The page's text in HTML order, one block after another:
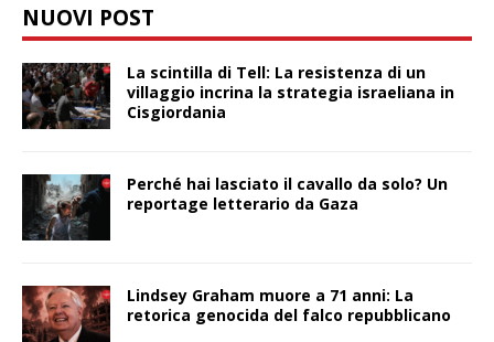
NUOVI POST
La scintilla di Tell: La resistenza di un
villaggio incrina la strategia israeliana in
Cisgiordania
Perché hai lasciato il cavallo da solo? Un
reportage letterario da Gaza
Lindsey Graham muore a 71 anni: La
retorica genocida del falco repubblicano